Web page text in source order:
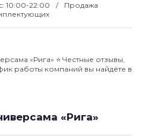
10:00-22:00
Продажа
«Рига» ⭐️ Честные отзывы,
работы компаний вы найдёте в
«Рига»